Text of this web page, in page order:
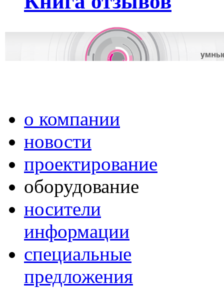
о компании
новости
проектирование
оборудование
носители
информации
специальные
предложения